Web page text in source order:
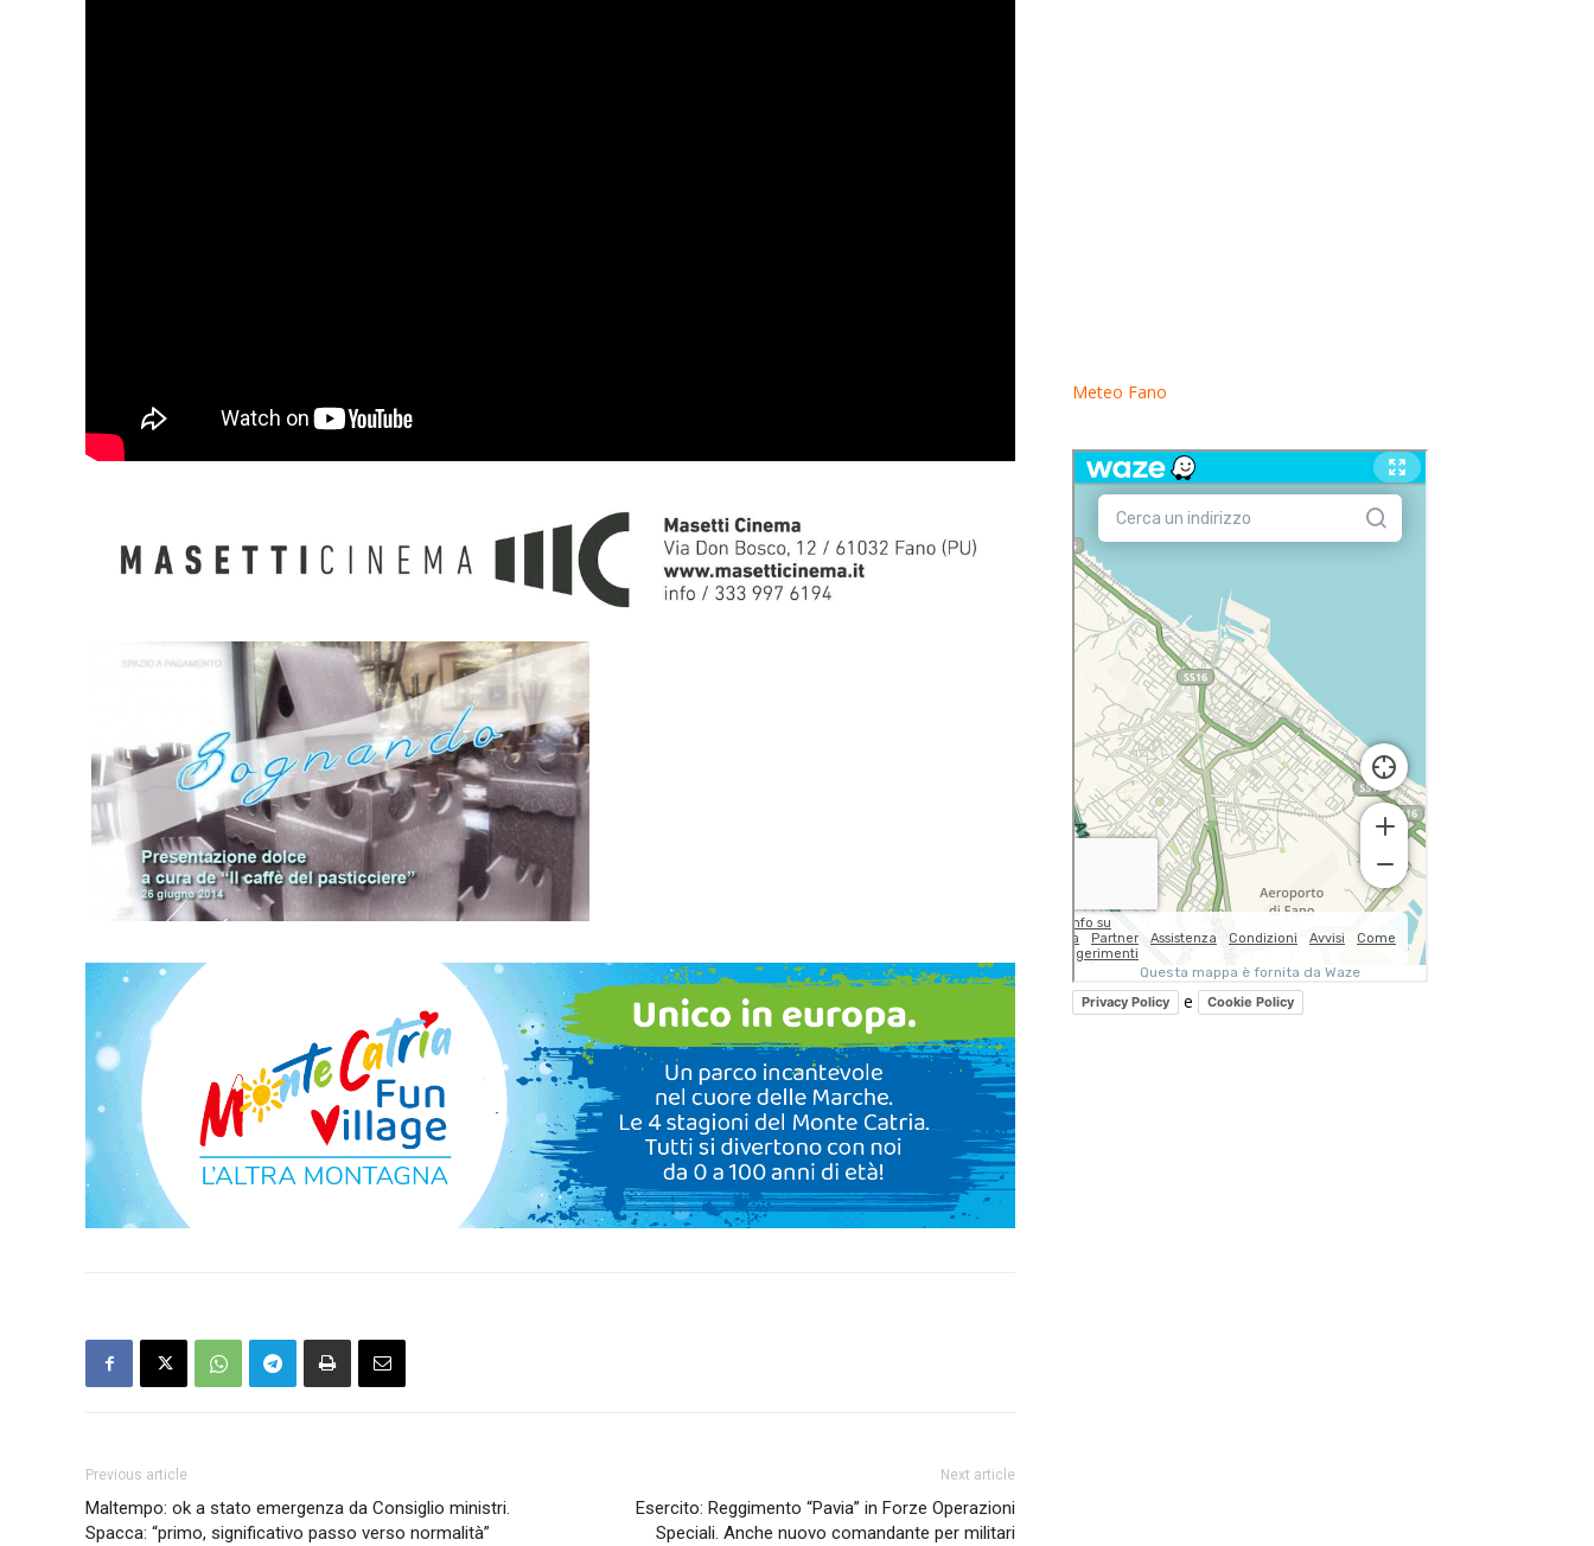
Previous article
Maltempo: ok a stato emergenza da Consiglio ministri.
Spacca: “primo, significativo passo verso normalità”
Next article
Esercito: Reggimento “Pavia” in Forze Operazioni
Speciali. Anche nuovo comandante per militari
Meteo Fano
Privacy Policy e Cookie Policy